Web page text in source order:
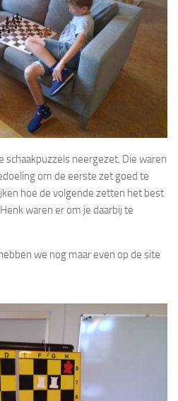
neergezet. Die waren
om de eerste zet goed te
hoe de volgende zetten het best
waren er om je daarbij te
we nog maar even op de site